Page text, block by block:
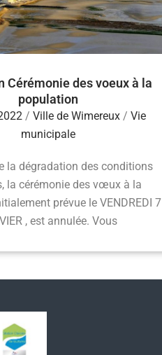
Cérémonie des voeux à la
population
/ Ville de Wimereux / Vie
municipale
la dégradation des conditions
la cérémonie des vœux à la
prévue le VENDREDI 7
, est annulée. Vous